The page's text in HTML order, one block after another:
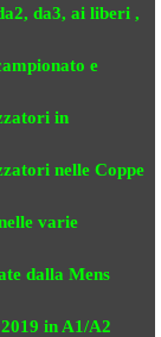
da3, ai liberi ,
e
in
nelle Coppe
varie
dalla Mens
in A1/A2